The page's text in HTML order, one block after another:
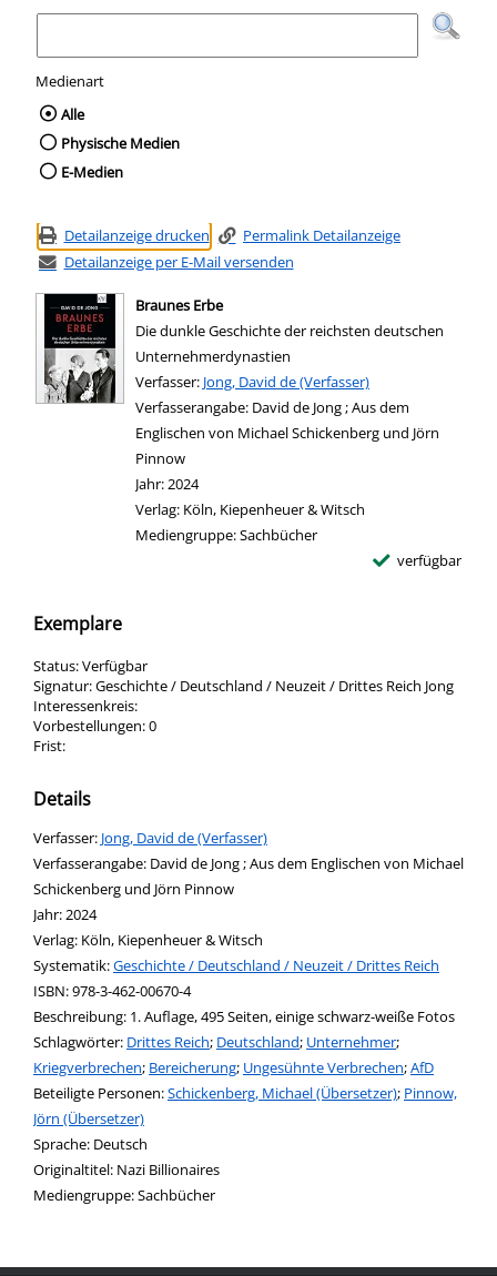
Medienart
Wählen Sie die Medienart nach der Sie
Alle
Physische Medien
E-Medien
Detailanzeige drucken
Permalink Detailanzeige
Detailanzeige per E-Mail versenden
Braunes Erbe
Die dunkle Geschichte der reichsten deutschen
Unternehmerdynastien
Verfasser: Suche nach diesem Verfasser
Jong, David de (Verfasser)
Verfasserangabe: David de Jong ; Aus dem
Englischen von Michael Schickenberg und Jörn
Pinnow
Jahr:2024
Verlag: Köln, Kiepenheuer & Witsch
Mediengruppe:Sachbücher
verfügbar
Exemplare
Status:Verfügbar
Signatur:Geschichte / Deutschland / Neuzeit / Drittes Reich Jong
Interessenkreis:
Vorbestellungen:0
Frist:
Details
Verfasser: Suche nach diesem Verfasser
Jong, David de (Verfasser)
Verfasserangabe: David de Jong ; Aus dem Englischen von Michael
Schickenberg und Jörn Pinnow
Jahr:2024
Verlag: Köln, Kiepenheuer & Witsch
opens in new tab
Diesen Link in neuem Tab öffnen
Systematik:Suche nach dieser Systematik
Geschichte / Deutschland / Neuzeit / Drittes Reich
Suche nach diesem Interessenskreis
ISBN:978-3-462-00670-4
Beschreibung: 1. Auflage, 495 Seiten, einige schwarz-weiße Fotos
Schlagwörter: Drittes Reich; Deutschland; Unternehmer;
Kriegverbrechen; Bereicherung; Ungesühnte Verbrechen;AfD
Beteiligte Personen:Suche nach dieser Beteiligten Person
Schickenberg, Michael (Übersetzer); Pinnow,
Jörn (Übersetzer)
Sprache: Deutsch
Originaltitel: Nazi Billionaires
Mediengruppe:Sachbücher